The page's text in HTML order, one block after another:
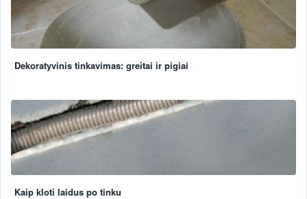
Dekoratyvinis tinkavimas: greitai ir pigiai
Kaip kloti laidus po tinku